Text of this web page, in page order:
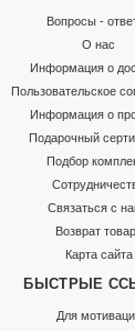
Вопросы -
О нас
Информация о
Пользовательское
Информация о
Подарочный
Подбор
Связаться с
Возврат
Карта сайта
БЫСТРЫЕ
Для